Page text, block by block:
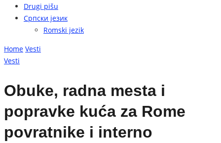
Drugi pišu
Српски језик
Romski jezik
Home Vesti
Vesti
Obuke, radna mesta i
popravke kuća za Rome
povratnike i interno